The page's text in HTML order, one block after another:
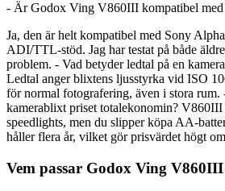
- Är Godox Ving V860III kompatibel med
Ja, den är helt kompatibel med Sony
ADI/TTL-stöd. Jag har testat på både
problem. - Vad betyder ledtal på en
Ledtal anger blixtens ljusstyrka vid ISO
för normal fotografering, även i stora rum.
kamerablixt priset totalekonomin? V860III
speedlights, men du slipper köpa AA-
håller flera år, vilket gör prisvärdet högt
Vem passar Godox Ving